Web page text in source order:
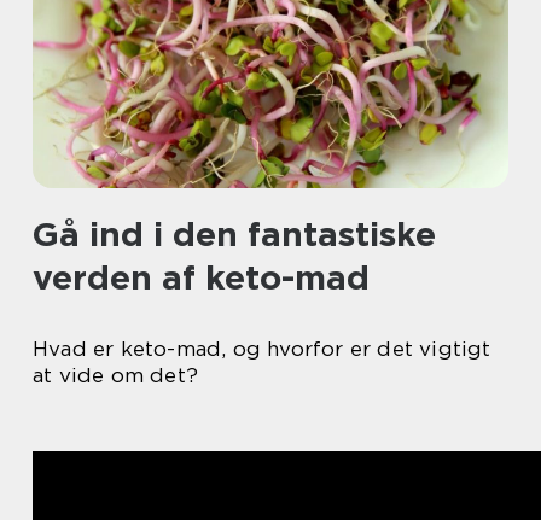
Gå ind i den fantastiske
verden af keto-mad
Hvad er keto-mad, og hvorfor er det vigtigt
at vide om det?